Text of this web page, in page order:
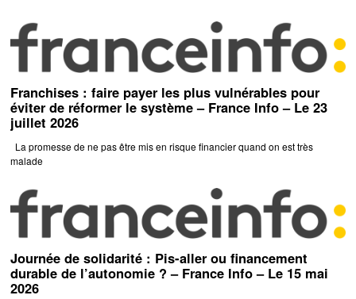
Franchises : faire payer les plus vulnérables pour
éviter de réformer le système – France Info – Le 23
juillet 2026
La promesse de ne pas être mis en risque financier quand on est très
malade
Journée de solidarité : Pis-aller ou financement
durable de l’autonomie ? – France Info – Le 15 mai
2026